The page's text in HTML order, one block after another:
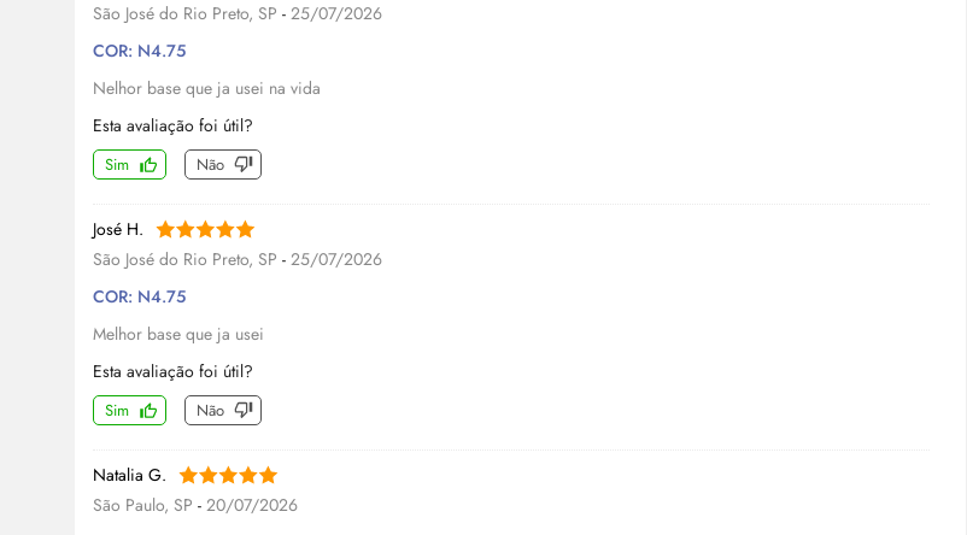
São José do Rio Preto, SP - 25/07/2026
COR: N4.75
Nelhor base que ja usei na vida
Esta avaliação foi útil?
Sim Não
José H.
São José do Rio Preto, SP - 25/07/2026
COR: N4.75
Melhor base que ja usei
Esta avaliação foi útil?
Sim Não
Natalia G.
São Paulo, SP - 20/07/2026